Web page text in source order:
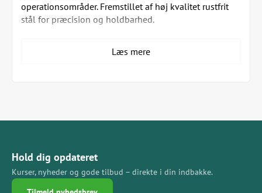
operationsområder. Fremstillet af høj kvalitet rustfrit
stål for præcision og holdbarhed.
Læs mere
Hold dig opdateret
Kurser, nyheder og gode tilbud – direkte i din indbakke.